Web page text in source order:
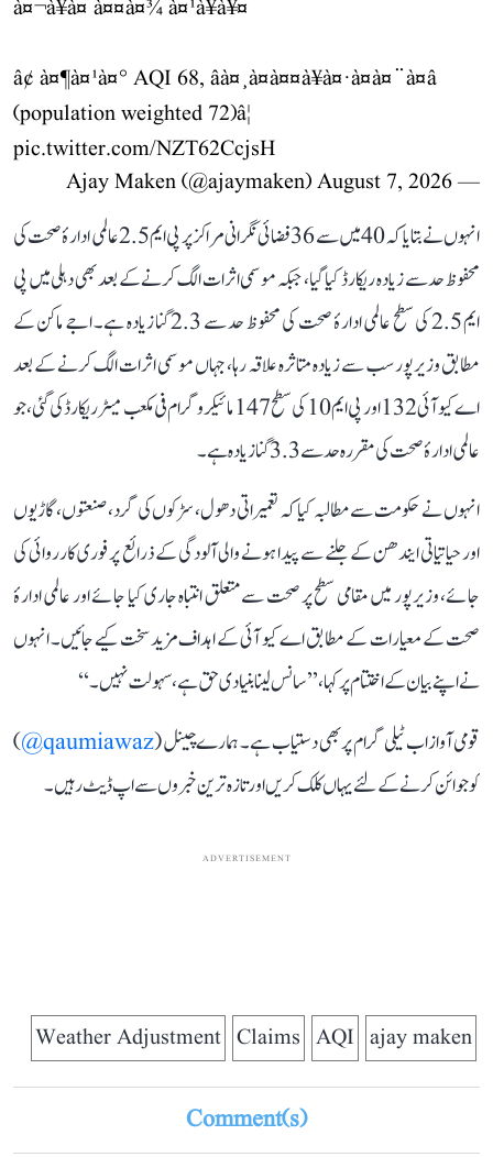
à¤¬à¥à¤ à¤¤à¤¾ à¤¹à¥à¥¤
â¢ à¤¶à¤¹à¤° AQI 68, âà¤¸à¤à¤¤à¥à¤·à¤à¤¨à¤â
(population weighted 72)â¦
pic.twitter.com/NZT62CcjsH
— Ajay Maken (@ajaymaken)
August 7, 2026
انہوں نے بتایا کہ 40 میں سے 36 فضائی نگرانی مراکز پر پی ایم 2.5 عالمی ادارۂ صحت کی
محفوظ حد سے زیادہ ریکارڈ کیا گیا، جبکہ موسمی اثرات الگ کرنے کے بعد بھی دہلی میں پی
ایم 2.5 کی سطح عالمی ادارۂ صحت کی محفوظ حد سے 2.3 گنا زیادہ ہے۔ اجے ماکن کے
مطابق وزیرپور سب سے زیادہ متاثرہ علاقہ رہا، جہاں موسمی اثرات الگ کرنے کے بعد
اے کیو آئی 132 اور پی ایم 10 کی سطح 147 مائیکروگرام فی مکعب میٹر ریکارڈ کی گئی، جو
عالمی ادارۂ صحت کی مقررہ حد سے 3.3 گنا زیادہ ہے۔
انہوں نے حکومت سے مطالبہ کیا کہ تعمیراتی دھول، سڑکوں کی گرد، صنعتوں، گاڑیوں
اور حیاتیاتی ایندھن کے جلنے سے پیدا ہونے والی آلودگی کے ذرائع پر فوری کارروائی کی
جائے، وزیرپور میں مقامی سطح پر صحت سے متعلق انتباہ جاری کیا جائے اور عالمی ادارۂ
صحت کے معیارات کے مطابق اے کیو آئی کے اہداف مزید سخت کیے جائیں۔ انہوں
نے اپنے بیان کے اختتام پر کہا، ’’سانس لینا بنیادی حق ہے، سہولت نہیں۔‘‘
قومی آواز اب ٹیلی گرام پر بھی دستیاب ہے۔ ہمارے چینل (qaumiawaz@
)
کو جوائن کرنے کے لئے یہاں کلک کریں اور تازہ ترین خبروں سے اپ ڈیٹ رہیں۔
ADVERTISEMENT
ajay maken
AQI
Claims
Weather Adjustment
Comment(s)